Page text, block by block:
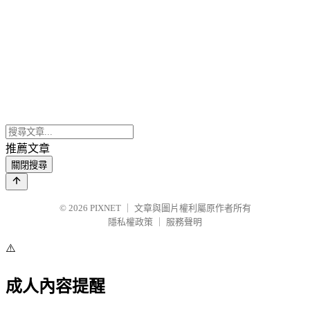
推薦文章
關閉搜尋
© 2026 PIXNET
文章與圖片權利屬原作者所有
隱私權政策
服務聲明
⚠️
成人內容提醒